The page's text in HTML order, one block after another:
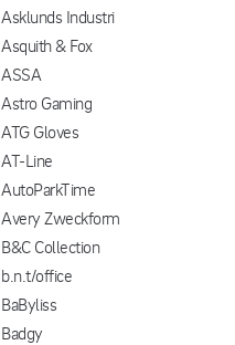
Asklunds Industri
Asquith & Fox
ASSA
Astro Gaming
ATG Gloves
AT-Line
AutoParkTime
Avery Zweckform
B&C Collection
b.n.t/office
BaByliss
Badgy